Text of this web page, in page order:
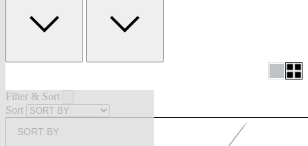
Filter & Sort
Sort
SORT BY